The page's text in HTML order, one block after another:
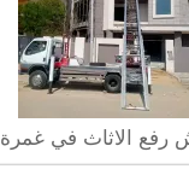
رفع الاثاث في غمرة